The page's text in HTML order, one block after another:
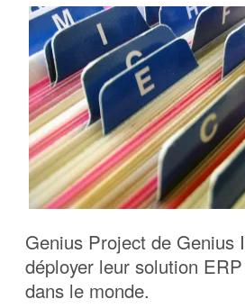
Genius Project de Genius
déployer leur solution
dans le monde.